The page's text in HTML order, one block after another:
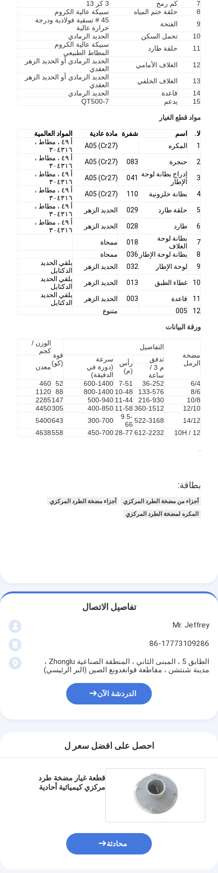
منزل
المنتجات
أشرطة فيديو
عرض الواقع الافتراضي
حولنا
جولة في المعمل
اتصل بنا
جميع القضايا
الدردشة الآن
Ecer
مضخة الطين العمودية
مضخة الطين الطرد المركزي
مضخة حرارية لحمام السباحة
مضخة الطرد المركزي العمودية
أجزاء مضخة الطين
7 كم رمح
3 كر 13
8
حلقة ختم المياه
سبيكة عالية الكروم
9
الفتحة
45 # تسقية فولاذية ودرجة
حرارة عالية
10
تحمل السكن
الحديد الرمادي
11
حلقة طارد
سبيكة عالية الكروم
المطاط الطبيعي
12
الغلاف الأمامي
الحديد الرمادي أو الحديد الزهر
العقدي
13
الغلاف الخلفي
الحديد الرمادي أو الحديد الزهر
العقدي
14
قاعدة
الحديد الرمادي
15
يدعم QT500-7
مواد قطع الغيار
لا. اسم شفرة مادة عادية
المواد العالمية
1
المكره A05 (Cr27)
أ ٤٩ ، مطاط ،
٣٠٤٣١٦
2
حنجرة 083
A05 (Cr27)
أ ٤٩ ، مطاط ،
٣٠٤٣١٦
3
إدراج بطانة لوحة
الإطار
041
A05 (Cr27)
أ ٤٩ ، مطاط ،
٣٠٤٣١٦
4
بطانة حلزونية 110
A05 (Cr27)
أ ٤٩ ، مطاط ،
٣٠٤٣١٦
5
حلقة طارد 029 الحديد الزهر
أ ٤٩ ، مطاط ،
٣٠٤٣١٦
6
طارد 028 الحديد الزهر
أ ٤٩ ، مطاط ،
٣٠٤٣١٦
7
بطانة لوحة
الغلاف
018
ممحاة
8
بطانة لوحة الإطار 036
ممحاة
9
لوحة الإطار 032 الحديد الزهر
يلقي الحديد
الدكتايل
10
غطاء الطبق 013 الحديد الزهر
يلقي الحديد
الدكتايل
11
قاعدة 003 الحديد الزهر
يلقي الحديد
الدكتايل
12
005 متنوع
ورقة البيانات
مضخة
الرمل
التفاصيل
قوة
(كو)
الوزن /
كجم
تدفق
رأس
(م)
سرعة
(دورة في
الدقيقة)
معدن
م 3 /
ساعة
6/4
36-252
7-51
600-1400
52
460
8/6
133-576
10-48
800-1400
88
1120
10/8
216-930
11-44
500-940
147
2285
12/10
360-1512
11-58
400-850
305
4450
14/12
522-3168
9.5-
66
300-700
643
5400
12 / 10H
612-2232
28-77
450-700
558
4638
بطاقة:
أجزاء من مضخة الطرد المركزي
أجزاء مضخة الطرد المركزي
المكره لمضخة الطرد المركزي
تفاصيل الاتصال
Mr. Jeffrey
86-17773109286
الطابق 5 ، المبنى الثاني ، المنطقة الصناعية Zhonglu ،
مدينة شنتشن ، مقاطعة قوانغدونغ الصين (البر الرئيسي)
الدردشة الآن
احصل على افضل سعر ل
قطعة غيار مضخة طرد
مركزي كيميائية أحادية
محادثة